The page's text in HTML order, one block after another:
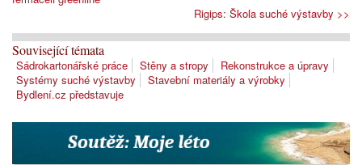
Rigips: Škola suché výstavby >>
Související témata
Sádrokartonářské práce Stěny a stropy
Rekonstrukce a úpravy
Systémy suché výstavby
Stavební materiály a výrobky
Bydlení.cz představuje